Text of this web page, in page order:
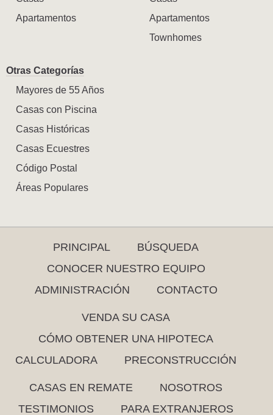
Apartamentos
Apartamentos
Townhomes
Otras Categorías
Mayores de 55 Años
Casas con Piscina
Casas Históricas
Casas Ecuestres
Código Postal
Áreas Populares
PRINCIPAL
BÚSQUEDA
CONOCER NUESTRO EQUIPO
ADMINISTRACIÓN
CONTACTO
VENDA SU CASA
CÓMO OBTENER UNA HIPOTECA
CALCULADORA
PRECONSTRUCCIÓN
CASAS EN REMATE
NOSOTROS
TESTIMONIOS
PARA EXTRANJEROS